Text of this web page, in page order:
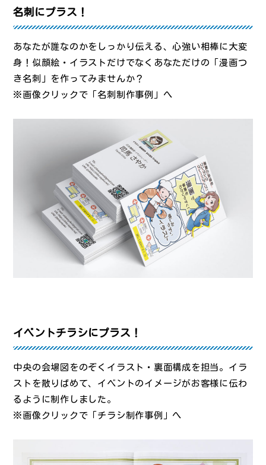
名刺にプラス！
あなたが誰なのかをしっかり伝える、心強い相棒に大変
身！似顔絵・イラストだけでなくあなただけの「漫画つ
き名刺」を作ってみませんか？
※画像クリックで「名刺制作事例」へ
イベントチラシにプラス！
中央の会場図をのぞくイラスト・裏面構成を担当。イラ
ストを散りばめて、イベントのイメージがお客様に伝わ
るように制作しました。
※画像クリックで「チラシ制作事例」へ